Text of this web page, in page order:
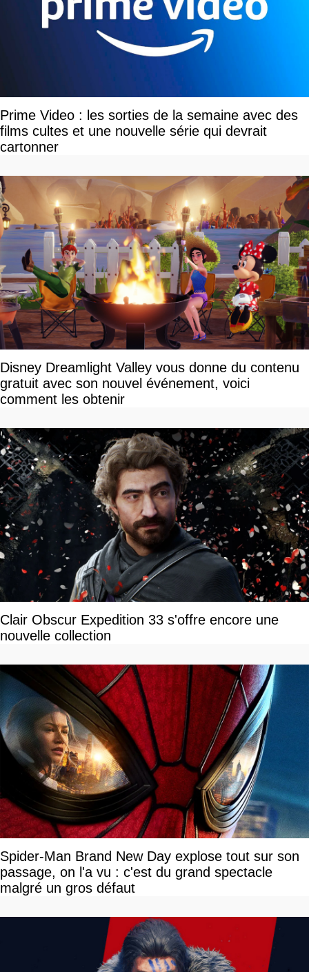
Prime Video : les sorties de la semaine avec des
films cultes et une nouvelle série qui devrait
cartonner
Disney Dreamlight Valley vous donne du contenu
gratuit avec son nouvel événement, voici
comment les obtenir
Clair Obscur Expedition 33 s'offre encore une
nouvelle collection
Spider-Man Brand New Day explose tout sur son
passage, on l'a vu : c'est du grand spectacle
malgré un gros défaut